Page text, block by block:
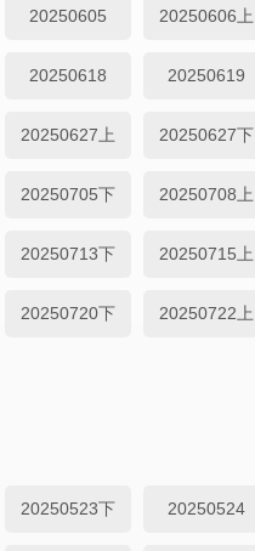
20250605 20250606上
20250618 20250619
20250627上 20250627下
20250705下 20250708上
20250713下 20250715上
20250720下 20250722上
20250523下 20250524